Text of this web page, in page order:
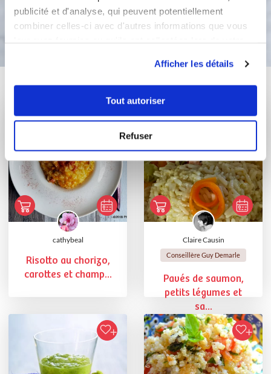
publicité et d'analyse, qui peuvent potentiellement
combiner celles-ci avec d'autres informations que vous
Afficher les détails
Tout autoriser
Refuser
Bon appétit !
Vous aimerez aussi ...
cathybeal
Risotto au chorizo,
carottes et champ...
Claire Causin
Conseillère Guy Demarle
Pavés de saumon,
petits légumes et
sa...